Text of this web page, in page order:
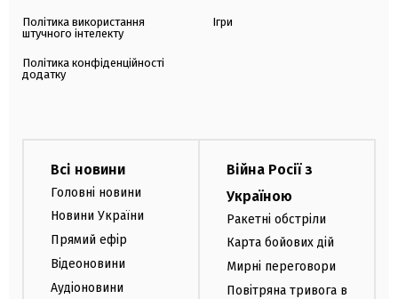
Політика використання
штучного інтелекту
Політика конфіденційності
додатку
Ігри
Всі новини
Головні новини
Новини України
Прямий ефір
Відеоновини
Аудіоновини
Війна Росії з
Україною
Ракетні обстріли
Карта бойових дій
Мирні переговори
Повітряна тривога в